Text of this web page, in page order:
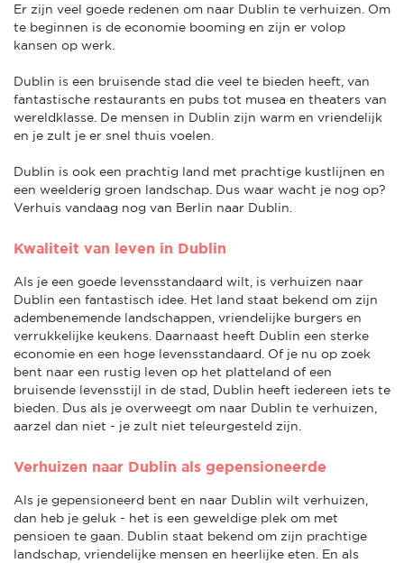
Er zijn veel goede redenen om naar Dublin te verhuizen. Om
te beginnen is de economie booming en zijn er volop
kansen op werk.
Dublin is een bruisende stad die veel te bieden heeft, van
fantastische restaurants en pubs tot musea en theaters van
wereldklasse. De mensen in Dublin zijn warm en vriendelijk
en je zult je er snel thuis voelen.
Dublin is ook een prachtig land met prachtige kustlijnen en
een weelderig groen landschap. Dus waar wacht je nog op?
Verhuis vandaag nog van Berlin naar Dublin.
Kwaliteit van leven in Dublin
Als je een goede levensstandaard wilt, is verhuizen naar
Dublin een fantastisch idee. Het land staat bekend om zijn
adembenemende landschappen, vriendelijke burgers en
verrukkelijke keukens. Daarnaast heeft Dublin een sterke
economie en een hoge levensstandaard. Of je nu op zoek
bent naar een rustig leven op het platteland of een
bruisende levensstijl in de stad, Dublin heeft iedereen iets te
bieden. Dus als je overweegt om naar Dublin te verhuizen,
aarzel dan niet - je zult niet teleurgesteld zijn.
Verhuizen naar Dublin als gepensioneerde
Als je gepensioneerd bent en naar Dublin wilt verhuizen,
dan heb je geluk - het is een geweldige plek om met
pensioen te gaan. Dublin staat bekend om zijn prachtige
landschap, vriendelijke mensen en heerlijke eten. En als